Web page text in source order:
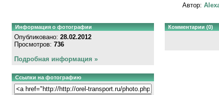
Автор:
Информация о фотографии
Опубликовано: 28.02.2012
Просмотров: 736
Подробная информация »
Ссылки на фотографию
Комментарии (0)